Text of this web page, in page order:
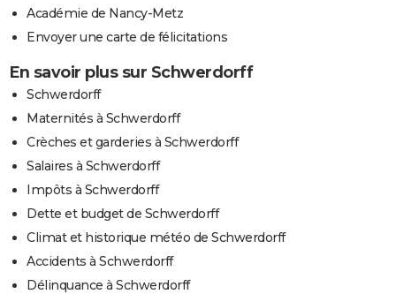
Académie de Nancy-Metz
Envoyer une carte de félicitations
En savoir plus sur Schwerdorff
Schwerdorff
Maternités à Schwerdorff
Crèches et garderies à Schwerdorff
Salaires à Schwerdorff
Impôts à Schwerdorff
Dette et budget de Schwerdorff
Climat et historique météo de Schwerdorff
Accidents à Schwerdorff
Délinquance à Schwerdorff